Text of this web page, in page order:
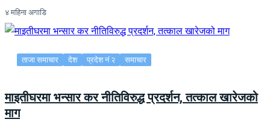
४ महिना अगाडि
ताजा समाचार देश प्रदेश नं २ समाचार
माइतीघरमा भन्सार कर नीतिविरुद्ध प्रदर्शन, तत्काल खारेजको
माग